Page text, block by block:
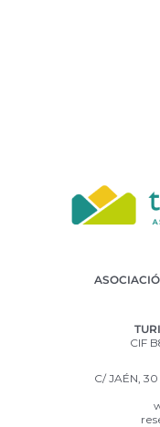
CIF
C/ JAÉN,